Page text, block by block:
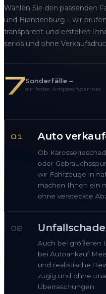
Wählen Sie den passenden
und Brandenburg – wir
transparent und erstellen
seriös und ohne
7Sonderfälle –
ein fester Ansprechpartner
01 Auto
Ob
oder
wir Fahrzeuge in
machen Ihnen ein
ohne versteckte
02
Auch bei größeren
bei Autoankauf
und realistische
zügig und ohne
Überraschungen.